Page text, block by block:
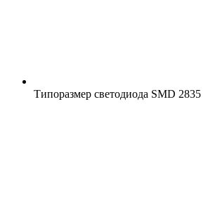
Типоразмер светодиода SMD 2835